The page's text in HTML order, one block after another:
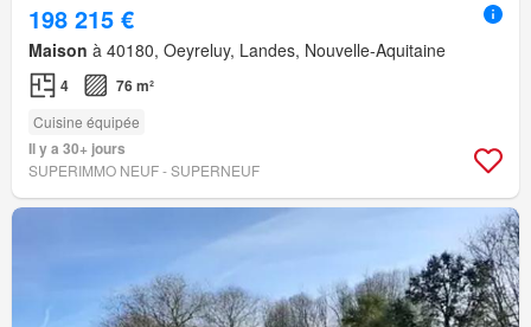
198 215 €
Maison à 40180, Oeyreluy, Landes, Nouvelle-Aquitaine
4 76 m²
Cuisine équipée
Il y a 30+ jours
SUPERIMMO NEUF - SUPERNEUF